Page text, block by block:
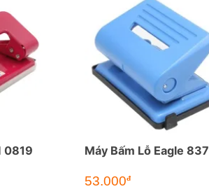
0819 Máy Bấm Lỗ Eagle 837
53.000đ